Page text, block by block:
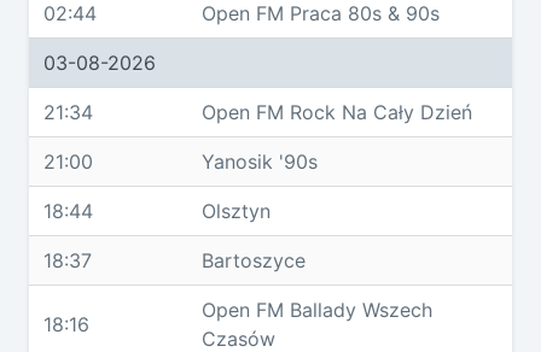
02:44 Open FM Praca 80s & 90s
03-08-2026
21:34 Open FM Rock Na Cały Dzień
21:00 Yanosik '90s
18:44 Olsztyn
18:37 Bartoszyce
18:16
Open FM Ballady Wszech
Czasów